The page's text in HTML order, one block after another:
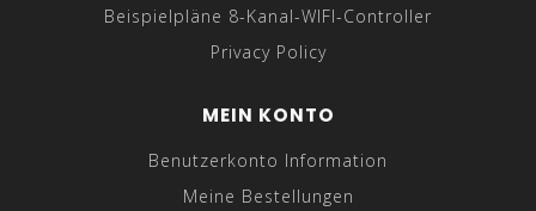
Beispielpläne 8-Kanal-WIFI-Controller
Privacy Policy
MEIN KONTO
Benutzerkonto Information
Meine Bestellungen